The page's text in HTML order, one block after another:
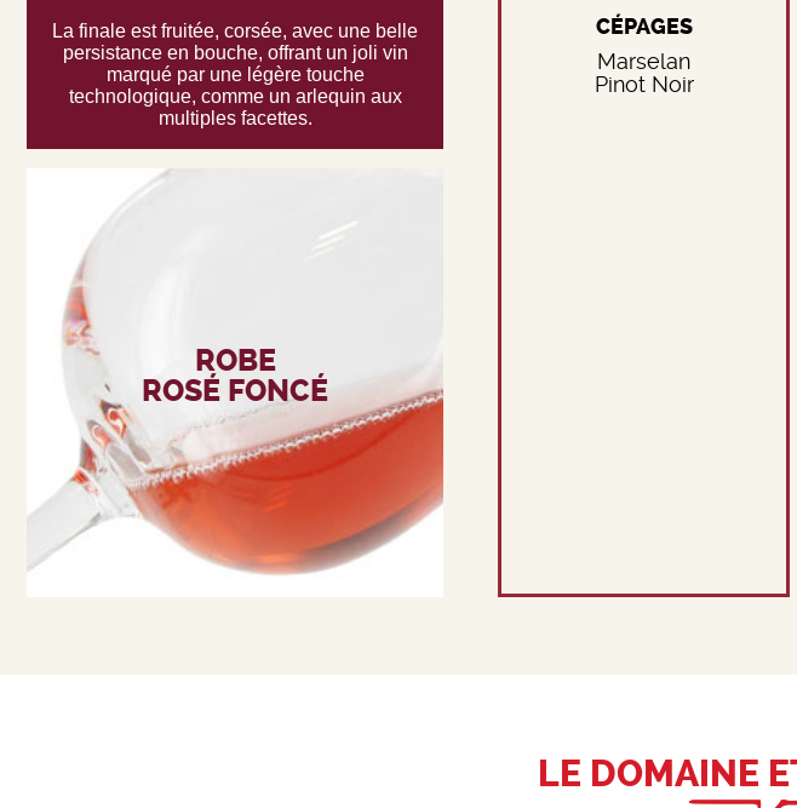
La finale est fruitée, corsée, avec une belle
persistance en bouche, offrant un joli vin
marqué par une légère touche
technologique, comme un arlequin aux
multiples facettes.
ROBE
ROSÉ FONCÉ
CÉPAGES
Marselan
Pinot Noir
LE DOMAINE